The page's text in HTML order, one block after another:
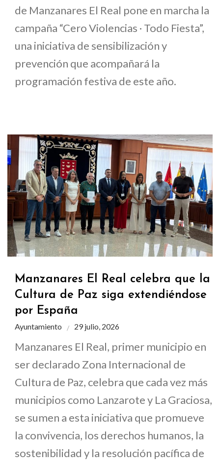
de Manzanares El Real pone en marcha la
campaña “Cero Violencias · Todo Fiesta”,
una iniciativa de sensibilización y
prevención que acompañará la
programación festiva de este año.
Manzanares El Real celebra que la
Cultura de Paz siga extendiéndose
por España
Ayuntamiento 29 julio, 2026
Manzanares El Real, primer municipio en
ser declarado Zona Internacional de
Cultura de Paz, celebra que cada vez más
municipios como Lanzarote y La Graciosa,
se sumen a esta iniciativa que promueve
la convivencia, los derechos humanos, la
sostenibilidad y la resolución pacífica de